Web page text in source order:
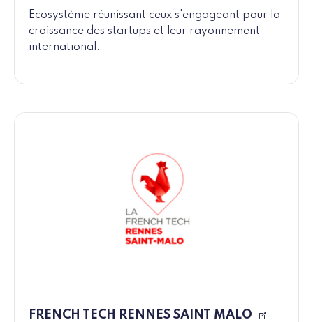
Ecosystème réunissant ceux s'engageant pour la
croissance des startups et leur rayonnement
international.
FRENCH TECH RENNES SAINT MALO